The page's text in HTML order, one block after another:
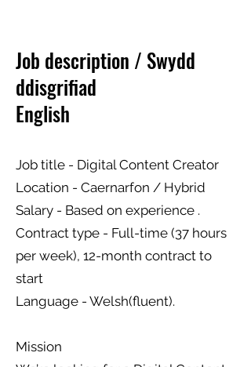
Job description / Swydd
ddisgrifiad
English
Job title - Digital Content Creator
Location - Caernarfon / Hybrid
Salary - Based on experience .
Contract type - Full-time (37 hours
per week), 12-month contract to
start
Language - Welsh(fluent).
Mission